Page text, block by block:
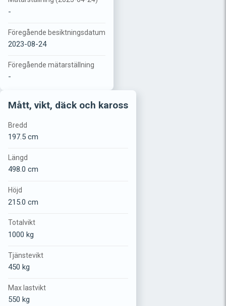
-
Föregående besiktningsdatum
2023-08-24
Föregående mätarställning
-
Mått, vikt, däck och kaross
Bredd
197.5 cm
Längd
498.0 cm
Höjd
215.0 cm
Totalvikt
1000 kg
Tjänstevikt
450 kg
Max lastvikt
550 kg